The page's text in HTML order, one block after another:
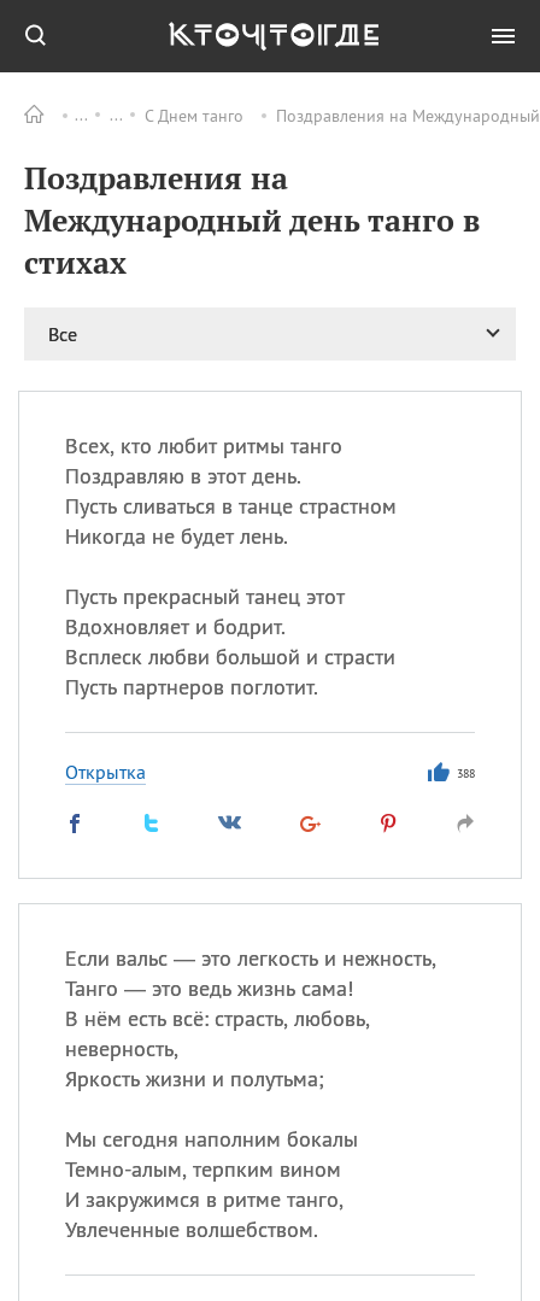
С Днем танго Поздравления на Международный
Поздравления на
Международный день танго в
стихах
Все
Всех, кто любит ритмы танго
Поздравляю в этот день.
Пусть сливаться в танце страстном
Никогда не будет лень.
Пусть прекрасный танец этот
Вдохновляет и бодрит.
Всплеск любви большой и страсти
Пусть партнеров поглотит.
Открытка 388
Если вальс — это легкость и нежность,
Танго — это ведь жизнь сама!
В нём есть всё: страсть, любовь,
неверность,
Яркость жизни и полутьма;
Мы сегодня наполним бокалы
Темно-алым, терпким вином
И закружимся в ритме танго,
Увлеченные волшебством.
ПРАЗДНИКИ Все
06.08
христиан
07.08 День ассирийских
07.08
Национальный день
07.08
Годовщина битвы при
Сегодня празднуют именины
Анатолий, Афанасий,Борис
Кристина